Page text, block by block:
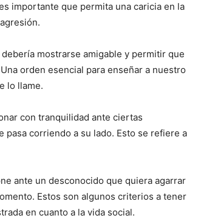
Perros
importante que permita una caricia en la
mostrarse amigable y permitir que
orden esencial para enseñar a nuestro
lo llame.
con tranquilidad ante ciertas
corriendo a su lado. Esto se refiere a
ante un desconocido que quiera agarrar
Estos son algunos criterios a tener
en cuanto a la vida social.